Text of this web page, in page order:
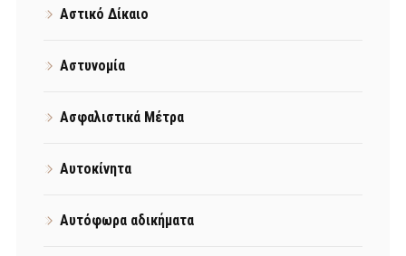
Αστικό Δίκαιο
Αστυνομία
Ασφαλιστικά Μέτρα
Αυτοκίνητα
Αυτόφωρα αδικήματα